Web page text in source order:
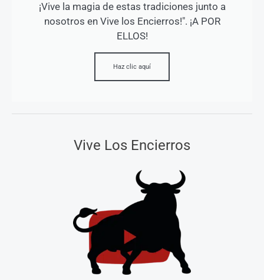
¡Vive la magia de estas tradiciones junto a
nosotros en Vive los Encierros!". ¡A POR
ELLOS!
Haz clic aquí
Vive Los Encierros